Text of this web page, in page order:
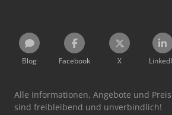
Blog Facebook X
Alle Informationen, Angebote und
sind freibleibend und unverbindlich!